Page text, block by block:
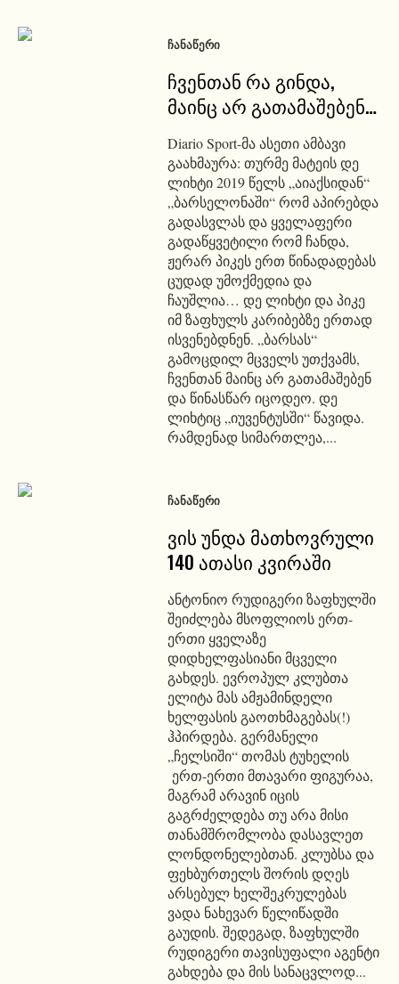
ᲩᲐᲜᲐᲬᲔᲠᲘ
ჩვენთან რა გინდა,
მაინც არ გათამაშებენ…
Diario Sport-მა ასეთი ამბავი
გაახმაურა: თურმე მატეის დე
ლიხტი 2019 წელს „აიაქსიდან“
„ბარსელონაში“ რომ აპირებდა
გადასვლას და ყველაფერი
გადაწყვეტილი რომ ჩანდა,
ჟერარ პიკეს ერთ წინადადებას
ცუდად უმოქმედია და
ჩაუშლია… დე ლიხტი და პიკე
იმ ზაფხულს კარიბებზე ერთად
ისვენებდნენ. „ბარსას“
გამოცდილ მცველს უთქვამს,
ჩვენთან მაინც არ გათამაშებენ
და წინასწარ იცოდეო. დე
ლიხტიც „იუვენტუსში“ წავიდა.
რამდენად სიმართლეა,...
ᲩᲐᲜᲐᲬᲔᲠᲘ
ვის უნდა მათხოვრული
140 ათასი კვირაში
ანტონიო რუდიგერი ზაფხულში
შეიძლება მსოფლიოს ერთ-
ერთი ყველაზე
დიდხელფასიანი მცველი
გახდეს. ევროპულ კლუბთა
ელიტა მას ამჟამინდელი
ხელფასის გაოთხმაგებას(!)
ჰპირდება. გერმანელი
„ჩელსიში“ თომას ტუხელის
ერთ-ერთი მთავარი ფიგურაა,
მაგრამ არავინ იცის
გაგრძელდება თუ არა მისი
თანამშრომლობა დასავლეთ
ლონდონელებთან. კლუბსა და
ფეხბურთელს შორის დღეს
არსებულ ხელშეკრულებას
ვადა ნახევარ წელიწადში
გაუდის. შედეგად, ზაფხულში
რუდიგერი თავისუფალი აგენტი
გახდება და მის სანაცვლოდ...